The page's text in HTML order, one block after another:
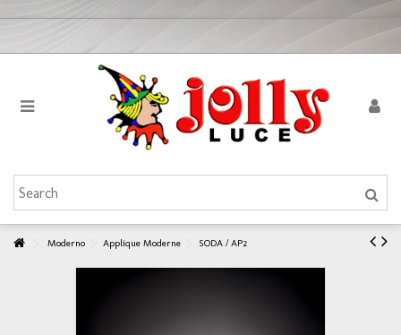
Moderno Applique Moderne SODA / AP2